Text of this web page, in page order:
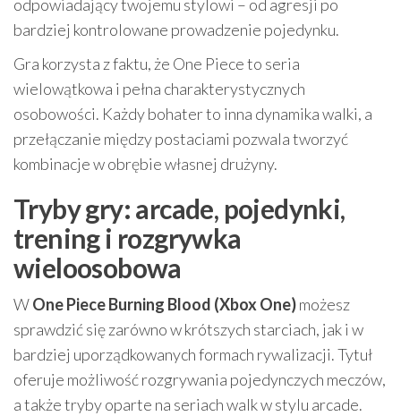
odpowiadający twojemu stylowi – od agresji po
bardziej kontrolowane prowadzenie pojedynku.
Gra korzysta z faktu, że One Piece to seria
wielowątkowa i pełna charakterystycznych
osobowości. Każdy bohater to inna dynamika walki, a
przełączanie między postaciami pozwala tworzyć
kombinacje w obrębie własnej drużyny.
Tryby gry: arcade, pojedynki,
trening i rozgrywka
wieloosobowa
WOne Piece Burning Blood (Xbox One)możesz
sprawdzić się zarówno w krótszych starciach, jak i w
bardziej uporządkowanych formach rywalizacji. Tytuł
oferuje możliwość rozgrywania pojedynczych meczów,
a także tryby oparte na seriach walk w stylu arcade.